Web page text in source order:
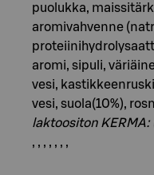
puolukka,
aromivahvenne
aromi, sipuli,
vesi,
vesi, suola(10%),
laktoositon KERMA:
, , , , , , ,